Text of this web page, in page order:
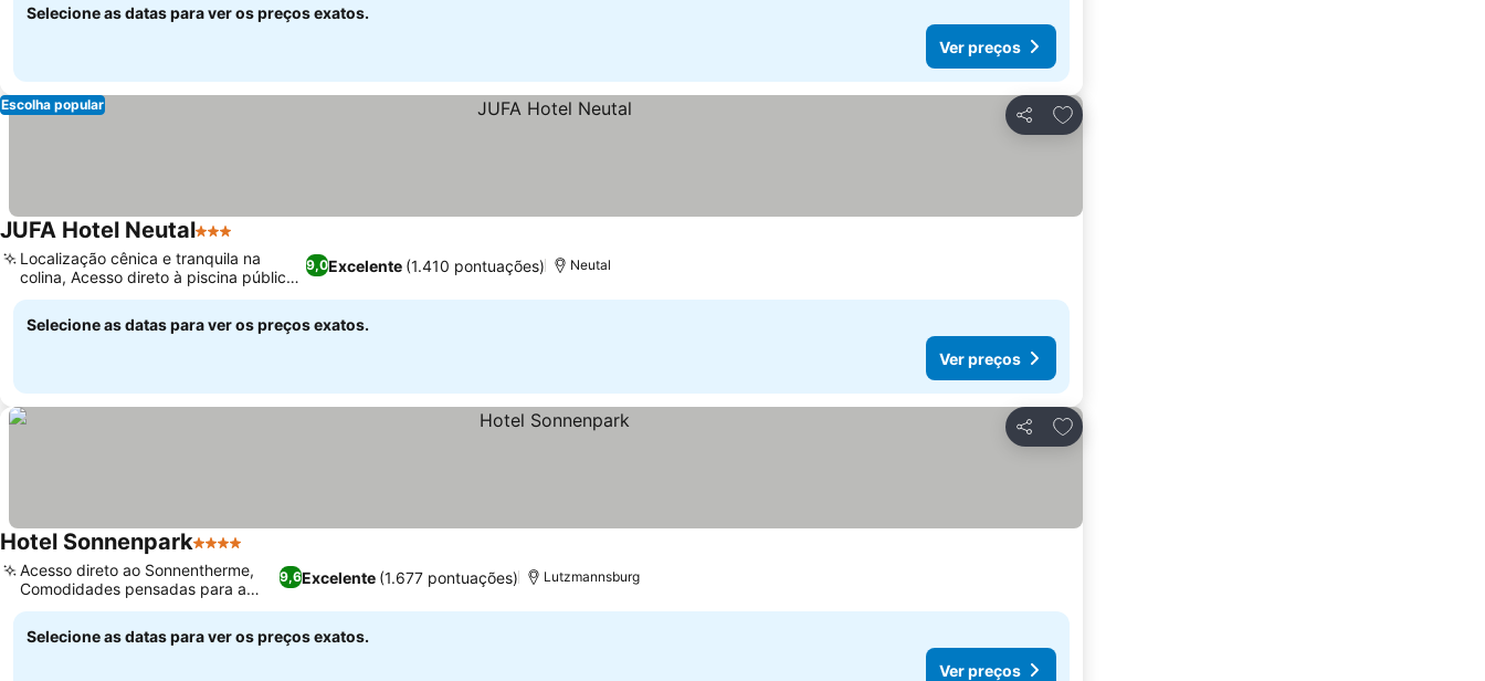
Selecione as datas para ver os preços exatos.
Ver preços
Partilhar
Adicionar aos favoritos
Escolha popular
JUFA Hotel Neutal3 Estrelas
9,0Excelente (1.410 pontuações)
Localização cênica e tranquila na
colina, Acesso direto à piscina pública
ao ar livre
Neutal
Selecione as datas para ver os preços exatos.
Ver preços
Partilhar
Adicionar aos favoritos
Hotel Sonnenpark4 Estrelas
9,6Excelente (1.677 pontuações)
Acesso direto ao Sonnentherme,
Comodidades pensadas para a
família
Lutzmannsburg
Selecione as datas para ver os preços exatos.
Ver preços